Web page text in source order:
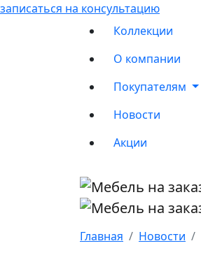
записаться на консультацию
Коллекции
О компании
Покупателям
Новости
Акции
Главная
Новости